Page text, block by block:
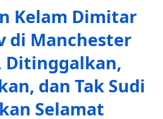
Kelam Dimitar
di Manchester
Ditinggalkan,
dan Tak Sudi
Selamat